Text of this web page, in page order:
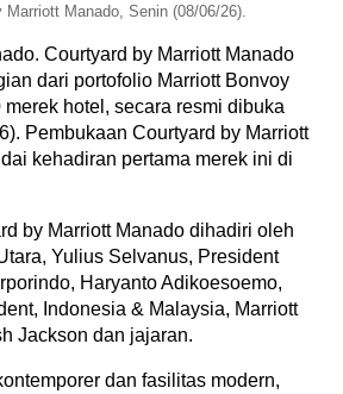
Manado, Senin (08/06/26).
Courtyard by Marriott Manado
dari portofolio Marriott Bonvoy
hotel, secara resmi dibuka
Pembukaan Courtyard by Marriott
kehadiran pertama merek ini di
by Marriott Manado dihadiri oleh
Yulius Selvanus, President
Haryanto Adikoesoemo,
Indonesia & Malaysia, Marriott
Jackson dan jajaran.
dan fasilitas modern,